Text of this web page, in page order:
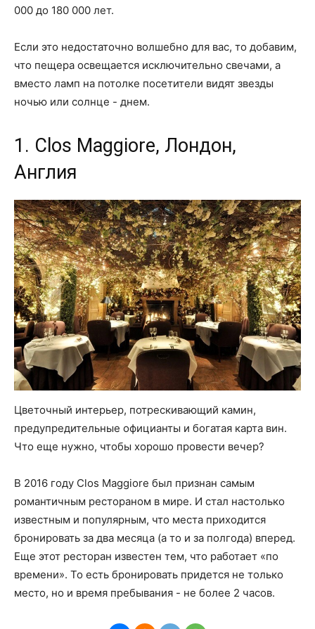
000 до 180 000 лет.
Если это недостаточно волшебно для вас, то добавим,
что пещера освещается исключительно свечами, а
вместо ламп на потолке посетители видят звезды
ночью или солнце - днем.
1. Clos Maggiore, Лондон,
Англия
Цветочный интерьер, потрескивающий камин,
предупредительные официанты и богатая карта вин.
Что еще нужно, чтобы хорошо провести вечер?
В 2016 году Clos Maggiore был признан самым
романтичным рестораном в мире. И стал настолько
известным и популярным, что места приходится
бронировать за два месяца (а то и за полгода) вперед.
Еще этот ресторан известен тем, что работает «по
времени». То есть бронировать придется не только
место, но и время пребывания - не более 2 часов.